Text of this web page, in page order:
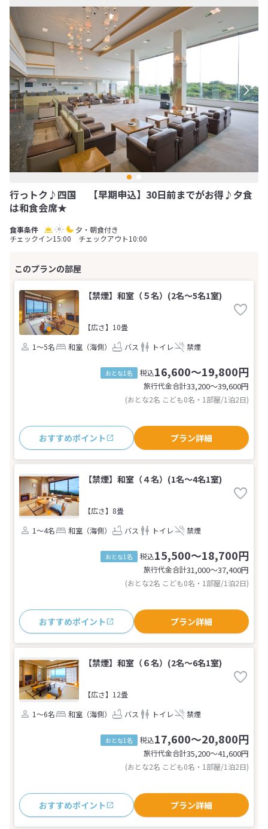
行っトク♪四国 【早期申込】30日前までがお得♪夕食
は和食会席★
夕・朝食付き
チェックイン15:00 チェックアウト10:00
【禁煙】和室（５名）(2名～5名1室)
【広さ】10畳
1～5名
和室（海側） バス トイレ 禁煙
おとな1名 税込16,600～19,800円
旅行代金合計33,200〜39,600円
(おとな2名 こども0名・1部屋/1泊2日)
おすすめポイント プラン詳細
【禁煙】和室（４名）(1名～4名1室)
【広さ】8畳
1～4名
和室（海側） バス トイレ 禁煙
おとな1名 税込15,500～18,700円
旅行代金合計31,000〜37,400円
(おとな2名 こども0名・1部屋/1泊2日)
おすすめポイント プラン詳細
【禁煙】和室（６名）(2名～6名1室)
【広さ】12畳
1～6名
和室（海側） バス トイレ 禁煙
おとな1名 税込17,600～20,800円
旅行代金合計35,200〜41,600円
(おとな2名 こども0名・1部屋/1泊2日)
おすすめポイント プラン詳細